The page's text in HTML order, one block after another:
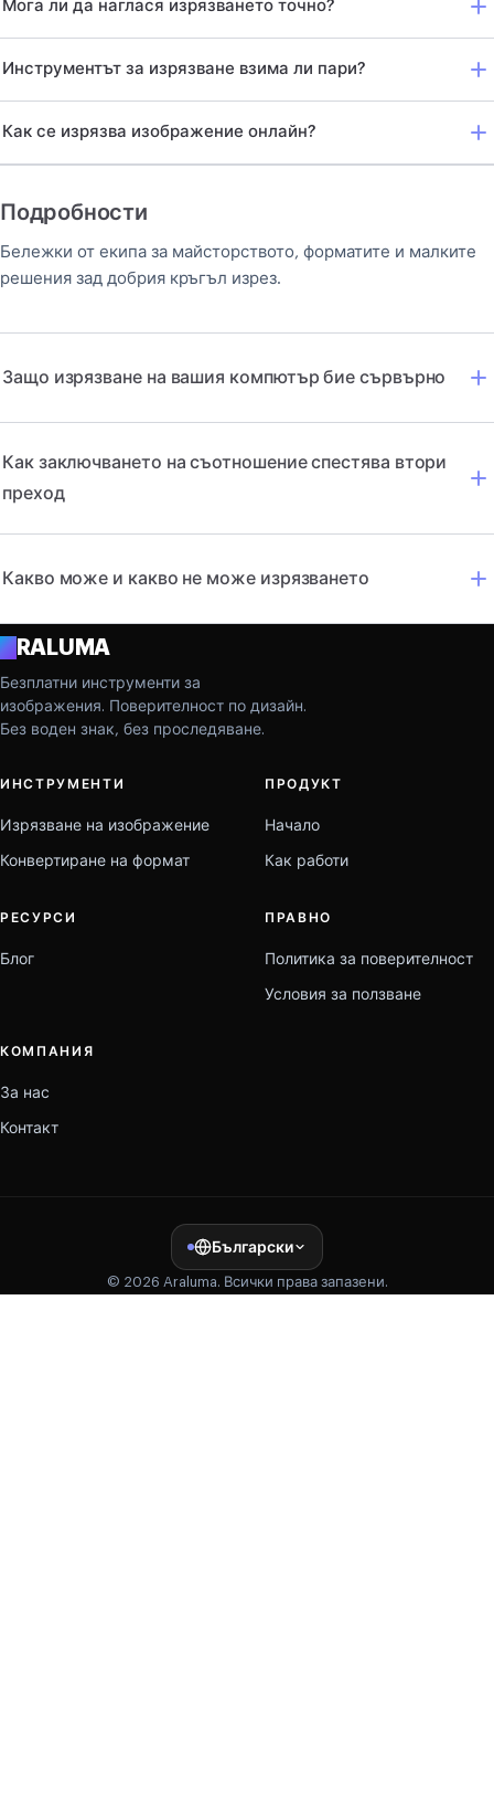
Мога ли да наглася изрязването точно?
Инструментът за изрязване взима ли пари?
Как се изрязва изображение онлайн?
Подробности
Бележки от екипа за майсторството, форматите и малките
решения зад добрия кръгъл изрез.
Защо изрязване на вашия компютър бие сървърно
Как заключването на съотношение спестява втори
преход
Какво може и какво не може изрязването
ARALUMA
Безплатни инструменти за
изображения. Поверителност по дизайн.
Без воден знак, без проследяване.
ИНСТРУМЕНТИ
Изрязване на изображение
Конвертиране на формат
ПРОДУКТ
Начало
Как работи
РЕСУРСИ
Блог
ПРАВНО
Политика за поверителност
Условия за ползване
КОМПАНИЯ
За нас
Контакт
Български
© 2026 Araluma. Всички права запазени.